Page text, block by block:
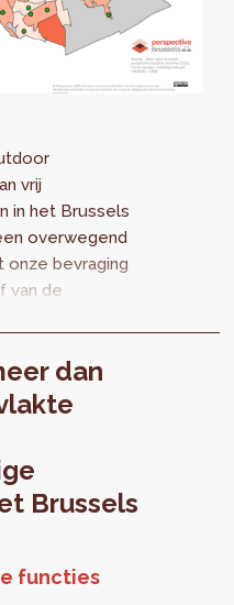
vrij
in het Brussels
overwegend
onze bevraging
van de
dan
Brussels
functies